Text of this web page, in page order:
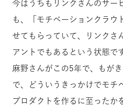
今はうちもリンクさんのサー
も、「モチベーションクラウ
せてもらっていて、リンクさ
アントでもあるという状態で
麻野さんがこの5年で、もが
で、どういうきっかけでモチ
プロダクトを作るに至ったか